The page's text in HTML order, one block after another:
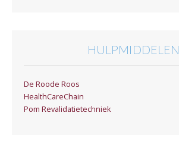
HULPMIDDELEN
De Roode Roos
HealthCareChain
Pom Revalidatietechniek